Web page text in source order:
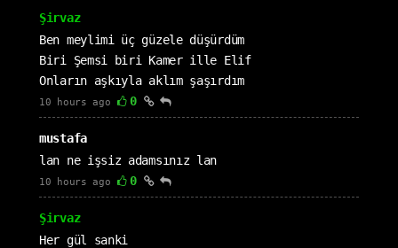
Şirvaz
Ben meylimi üç güzele düşürdüm
Biri Şemsi biri Kamer ille Elif
Onların aşkıyla aklım şaşırdım
10 hours ago 0
mustafa
lan ne işsiz adamsınız lan
10 hours ago 0
Şirvaz
Her gül sanki